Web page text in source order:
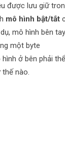
được lưu giữ
mô hình bật/tắt
mô hình bên
một byte
ở bên phải
nào.